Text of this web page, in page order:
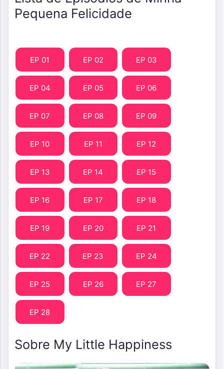
Pequena Felicidade
EP 01 EP 02 EP 03
EP 04 EP 05 EP 06
EP 07 EP 08 EP 09
EP 10 EP 11 EP 12
EP 13 EP 14 EP 15
EP 16 EP 17 EP 18
EP 19 EP 20 EP 21
EP 22 EP 23 EP 24
EP 25 EP 26 EP 27
EP 28
Sobre My Little Happiness